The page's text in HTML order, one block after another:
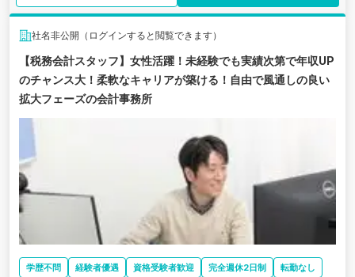
社名非公開（ログインすると閲覧できます）
【税務会計スタッフ】女性活躍！未経験でも実績次第で年収UP
のチャンス大！柔軟なキャリアが築ける！自由で風通しの良い
拡大フェーズの会計事務所
学歴不問 経験者優遇 資格受験者歓迎 完全週休2日制 転勤なし